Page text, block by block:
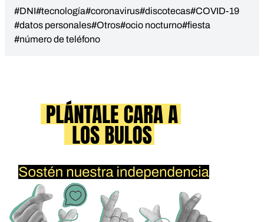
#DNI#tecnología#coronavirus#discotecas#COVID-19
#datos personales#Otros#ocio nocturno#fiesta
#número de teléfono